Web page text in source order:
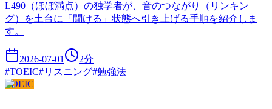
L490（ほぼ満点）の独学者が、音のつながり（リンキン
グ）を土台に「聞ける」状態へ引き上げる手順を紹介しま
す。
2026-07-01 2分
#TOEIC#リスニング#勉強法
TOEIC